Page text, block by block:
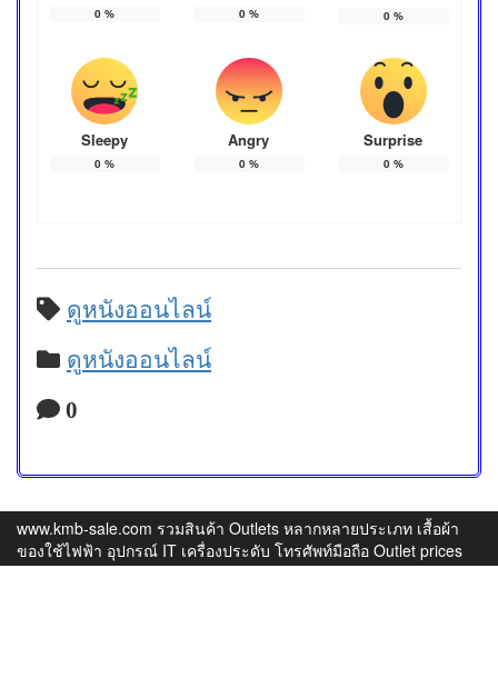
0% 0% 0%
Sleepy
0%
Angry
0%
Surprise
0%
ดูหนังออนไลน์
ดูหนังออนไลน์
0
www.kmb-sale.com รวมสินค้า Outlets หลากหลายประเภท เสื้อผ้า
ของใช้ไฟฟ้า อุปกรณ์ IT เครื่องประดับ โทรศัพท์มือถือ Outlet prices